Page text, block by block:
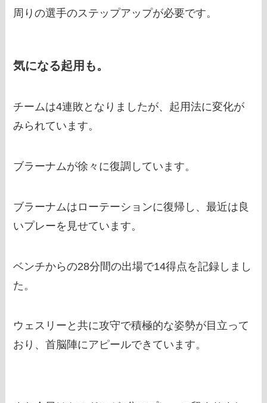
周りの選手のステップアップが必要です。
気になる起用も。
チームは4連敗となりましたが、起用法に変化が
みられています。
ブラーナムが徐々に復調しています。
ブラーナムはローテーションに復帰し、最近は良
いプレーを見せています。
ベンチからの28分間の出場で14得点を記録しまし
た。
ウェスリーと共に攻守で積極的な姿勢が目立って
おり、首脳陣にアピールできています。